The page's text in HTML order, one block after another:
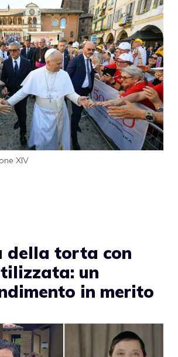
XIV
della torta con
un
in merito